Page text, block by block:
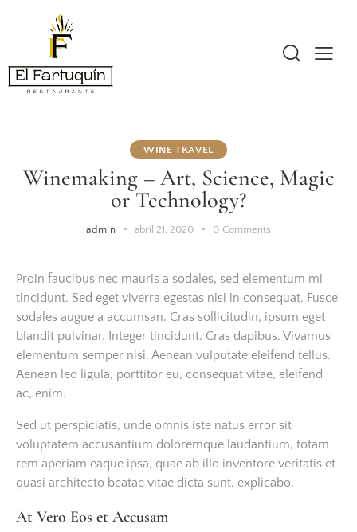
WINE TRAVEL
Winemaking – Art, Science, Magic
or Technology?
admin abril 21, 2020 0 Comments
Proin faucibus nec mauris a sodales, sed elementum mi
tincidunt. Sed eget viverra egestas nisi in consequat. Fusce
sodales augue a accumsan. Cras sollicitudin, ipsum eget
blandit pulvinar. Integer tincidunt. Cras dapibus. Vivamus
elementum semper nisi. Aenean vulputate eleifend tellus.
Aenean leo ligula, porttitor eu, consequat vitae, eleifend
ac, enim.
Sed ut perspiciatis, unde omnis iste natus error sit
voluptatem accusantium doloremque laudantium, totam
rem aperiam eaque ipsa, quae ab illo inventore veritatis et
quasi architecto beatae vitae dicta sunt, explicabo.
At Vero Eos et Accusam